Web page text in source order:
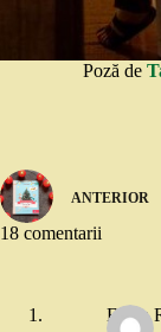
Poză de
ANTERIOR
18 comentarii
Elena